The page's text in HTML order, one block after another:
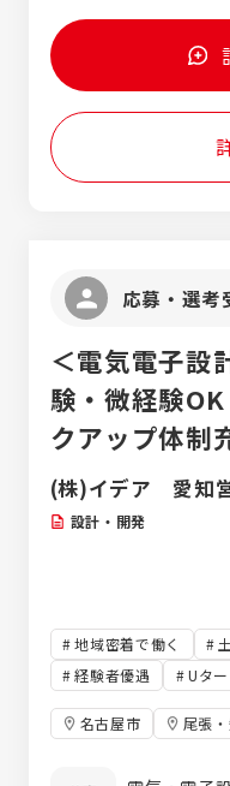
する事で
お手伝いを
店舗がある
白鳥2-16-8
auショッ
2 [最寄り
牛野通／愛
り駅]妙興寺
あま市坂
・auショ
愛知県丹
寄り駅]扶桑
旭駅 ・auシ
手市戸田
り駅]杁ケ池
県稲沢市
条字賀70 [
春日井市民
4-2-10 [最
auショップ
ョップ豊田
3 [最寄り駅
／愛知県豊
駅]浄水駅 ・
市井田町4
応募・選考
＜電気電子設
験・微経験
クアップ体
(株)イデア 愛知
設計・開発
地域密着で働く
経験者優遇
Uタ
名古屋市 尾張